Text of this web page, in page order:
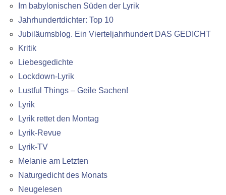
Im babylonischen Süden der Lyrik
Jahrhundertdichter: Top 10
Jubiläumsblog. Ein Vierteljahrhundert DAS GEDICHT
Kritik
Liebesgedichte
Lockdown-Lyrik
Lustful Things – Geile Sachen!
Lyrik
Lyrik rettet den Montag
Lyrik-Revue
Lyrik-TV
Melanie am Letzten
Naturgedicht des Monats
Neugelesen